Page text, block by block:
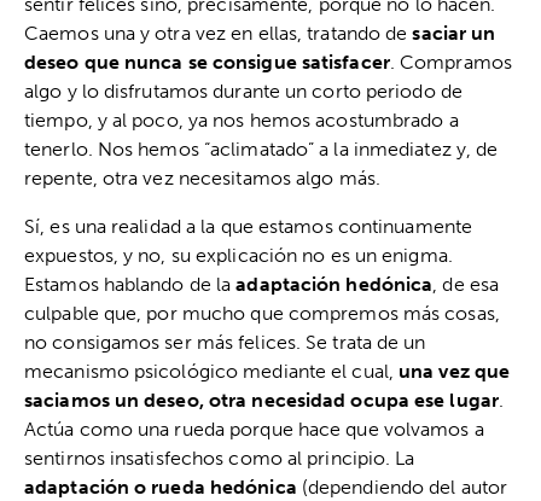
sentir felices sino, precisamente, porque no lo hacen.
Caemos una y otra vez en ellas, tratando desaciar un
deseo que nunca se consigue satisfacer. Compramos
algo y lo disfrutamos durante un corto periodo de
tiempo, y al poco, ya nos hemos acostumbrado a
tenerlo. Nos hemos “aclimatado” a la inmediatez y, de
repente, otra vez necesitamos algo más.
Sí, es una realidad a la que estamos continuamente
expuestos, y no, su explicación no es un enigma.
Estamos hablando de laadaptación hedónica, de esa
culpable que, por mucho que compremos más cosas,
no consigamos ser más felices. Se trata de un
mecanismo psicológico mediante el cual, una vez que
saciamos un deseo, otra necesidad ocupa ese lugar.
Actúa como una rueda porque hace que volvamos a
sentirnos insatisfechos como al principio. La
adaptación o rueda hedónica (dependiendo del autor